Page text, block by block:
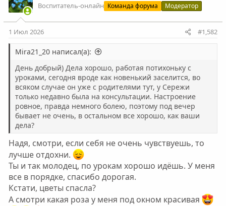
Воспитатель-онлайн Команда форума Модератор
1 Июл 2026 #1,582
Mira21_20 написал(а):
День добрый) Дела хорошо, работая потихоньку с
уроками, сегодня вроде как новенький заселится, во
всяком случае он уже с родителями тут, у Сережи
только недавно была на консультации. Настроение
ровное, правда немного болею, поэтому под вечер
бывает не очень, в остальном все хорошо, как ваши
дела?
Надя, смотри, если себя не очень чувствуешь, то
лучше отдохни.
Ты и так молодец, по урокам хорошо идёшь. У меня
все в порядке, спасибо дорогая.
Кстати, цветы спасла?
А смотри какая роза у меня под окном красивая